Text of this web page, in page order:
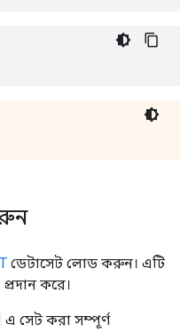
ডেটাসেট লোড করুন। এটি
করে।
এ সেট করা সম্পূর্ণ